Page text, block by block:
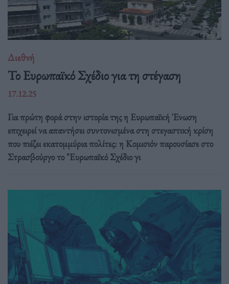
Διεθνή
Το Ευρωπαϊκό Σχέδιο για τη στέγαση
17.12.25
Για πρώτη φορά στην ιστορία της η Ευρωπαϊκή Ένωση
επιχειρεί να απαντήσει συντονισμένα στη στεγαστική κρίση
που πιέζει εκατομμύρια πολίτες: η Κομισιόν παρουσίασε στο
Στρασβούργο το "Ευρωπαϊκό Σχέδιο γι